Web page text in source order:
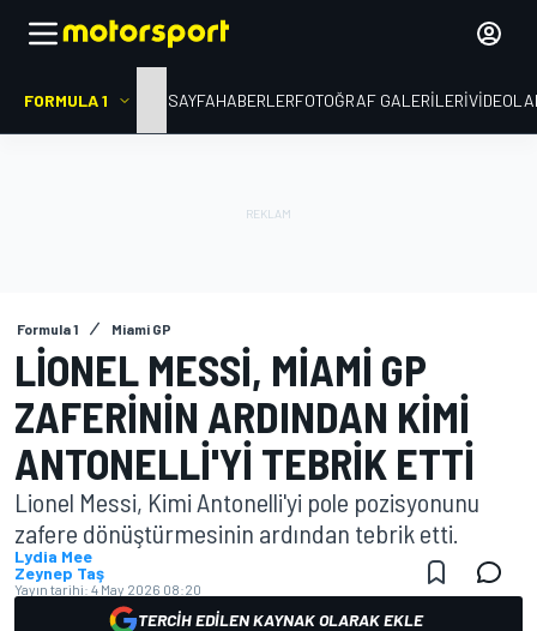
FORMULA 1 ANA SAYFAHABERLERFOTOĞRAF GALERILERI
Formula 1 Miami GP
LIONEL MESSI, MIAMI GP
ZAFERININ ARDINDAN KIMI
ANTONELLI'YI TEBRIK ETTI
Lionel Messi, Kimi Antonelli'yi pole pozisyonunu
zafere dönüştürmesinin ardından tebrik etti.
Lydia Mee
Zeynep Taş
Yayın tarihi: 4 May 2026 08:20
TERCIH EDILEN KAYNAK OLARAK EKLE